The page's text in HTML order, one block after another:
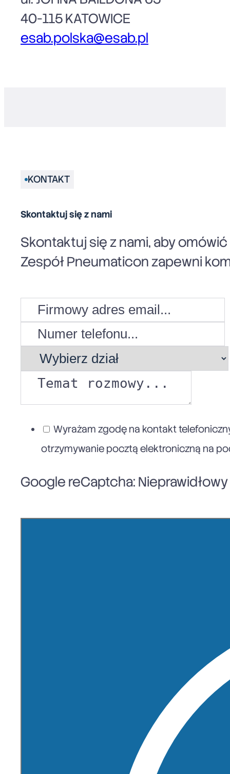
40-115 KATOWICE
esab.polska@esab.pl
KONTAKT
Skontaktuj się z nami
Skontaktuj się z nami, aby
Zespół Pneumaticon zapewni
Wyrażam zgodę na kontakt
otrzymywanie pocztą elektroniczną na
Google reCaptcha: